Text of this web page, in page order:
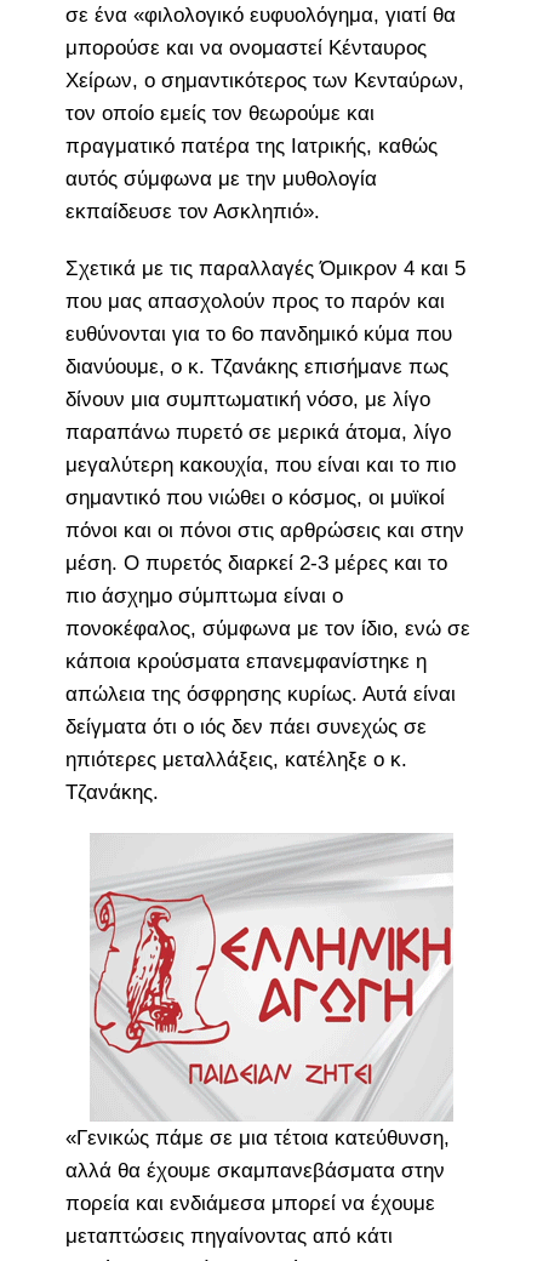
σε ένα «φιλολογικό ευφυολόγημα, γιατί θα
μπορούσε και να ονομαστεί Κένταυρος
Χείρων, ο σημαντικότερος των Κενταύρων,
τον οποίο εμείς τον θεωρούμε και
πραγματικό πατέρα της Ιατρικής, καθώς
αυτός σύμφωνα με την μυθολογία
εκπαίδευσε τον Ασκληπιό».
Σχετικά με τις παραλλαγές Όμικρον 4 και 5
που μας απασχολούν προς το παρόν και
ευθύνονται για το 6ο πανδημικό κύμα που
διανύουμε, ο κ. Τζανάκης επισήμανε πως
δίνουν μια συμπτωματική νόσο, με λίγο
παραπάνω πυρετό σε μερικά άτομα, λίγο
μεγαλύτερη κακουχία, που είναι και το πιο
σημαντικό που νιώθει ο κόσμος, οι μυϊκοί
πόνοι και οι πόνοι στις αρθρώσεις και στην
μέση. Ο πυρετός διαρκεί 2-3 μέρες και το
πιο άσχημο σύμπτωμα είναι ο
πονοκέφαλος, σύμφωνα με τον ίδιο, ενώ σε
κάποια κρούσματα επανεμφανίστηκε η
απώλεια της όσφρησης κυρίως. Αυτά είναι
δείγματα ότι ο ιός δεν πάει συνεχώς σε
ηπιότερες μεταλλάξεις, κατέληξε ο κ.
Τζανάκης.
«Γενικώς πάμε σε μια τέτοια κατεύθυνση,
αλλά θα έχουμε σκαμπανεβάσματα στην
πορεία και ενδιάμεσα μπορεί να έχουμε
μεταπτώσεις πηγαίνοντας από κάτι